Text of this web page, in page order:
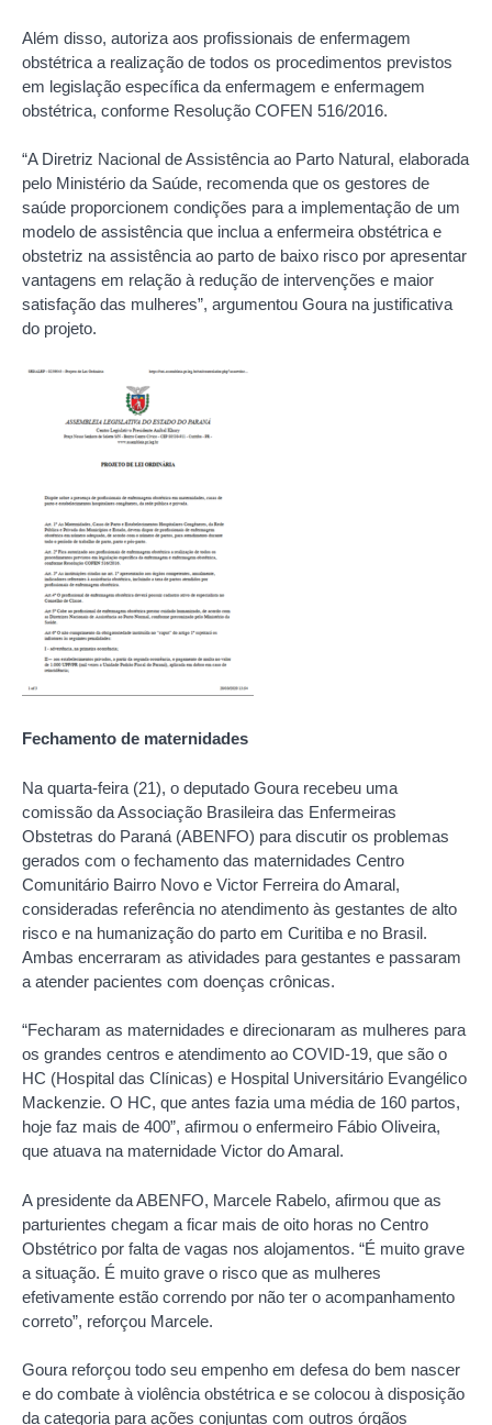
Além disso, autoriza aos profissionais de enfermagem
obstétrica a realização de todos os procedimentos previstos
em legislação específica da enfermagem e enfermagem
obstétrica, conforme Resolução COFEN 516/2016.
“A Diretriz Nacional de Assistência ao Parto Natural, elaborada
pelo Ministério da Saúde, recomenda que os gestores de
saúde proporcionem condições para a implementação de um
modelo de assistência que inclua a enfermeira obstétrica e
obstetriz na assistência ao parto de baixo risco por apresentar
vantagens em relação à redução de intervenções e maior
satisfação das mulheres”, argumentou Goura na justificativa
do projeto.
Fechamento de maternidades
Na quarta-feira (21), o deputado Goura recebeu uma
comissão da Associação Brasileira das Enfermeiras
Obstetras do Paraná (ABENFO) para discutir os problemas
gerados com o fechamento das maternidades Centro
Comunitário Bairro Novo e Victor Ferreira do Amaral,
consideradas referência no atendimento às gestantes de alto
risco e na humanização do parto em Curitiba e no Brasil.
Ambas encerraram as atividades para gestantes e passaram
a atender pacientes com doenças crônicas.
“Fecharam as maternidades e direcionaram as mulheres para
os grandes centros e atendimento ao COVID-19, que são o
HC (Hospital das Clínicas) e Hospital Universitário Evangélico
Mackenzie. O HC, que antes fazia uma média de 160 partos,
hoje faz mais de 400”, afirmou o enfermeiro Fábio Oliveira,
que atuava na maternidade Victor do Amaral.
A presidente da ABENFO, Marcele Rabelo, afirmou que as
parturientes chegam a ficar mais de oito horas no Centro
Obstétrico por falta de vagas nos alojamentos. “É muito grave
a situação. É muito grave o risco que as mulheres
efetivamente estão correndo por não ter o acompanhamento
correto”, reforçou Marcele.
Goura reforçou todo seu empenho em defesa do bem nascer
e do combate à violência obstétrica e se colocou à disposição
da categoria para ações conjuntas com outros órgãos